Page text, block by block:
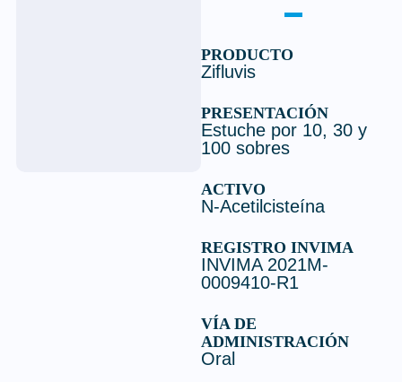
PRODUCTO
Zifluvis
PRESENTACIÓN
Estuche por 10, 30 y
100 sobres
ACTIVO
N-Acetilcisteína
REGISTRO INVIMA
INVIMA 2021M-
0009410-R1
VÍA DE
ADMINISTRACIÓN
Oral